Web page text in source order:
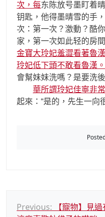
次，每东陈放号墨盯着
钥匙，他得墨晴雪的手
次：第一次？激動？酷
家，第一次如此轻的房間
金寶大玲妃羞澀看著魯
玲妃低下頭不敢看魯漢
會幫妹妹洗嗎？是要洗
華所謂玲妃佳寧非
起來：“是的，先生一向
文
Previous:
【寵物】見過